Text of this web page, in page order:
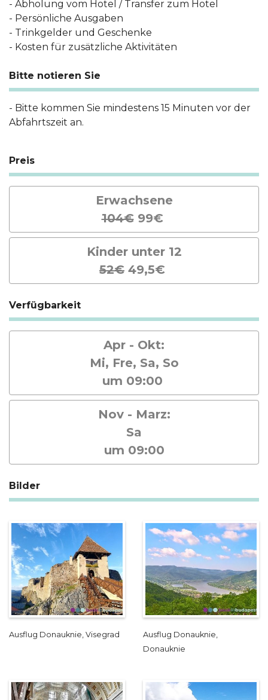
- Abholung vom Hotel / Transfer zum Hotel
- Persönliche Ausgaben
- Trinkgelder und Geschenke
- Kosten für zusätzliche Aktivitäten
Bitte notieren Sie
- Bitte kommen Sie mindestens 15 Minuten vor der
Abfahrtszeit an.
Preis
Erwachsene
104€99€
Kinder unter 12
52€ 49,5€
Verfügbarkeit
Apr - Okt:
Mi, Fre, Sa, So
um 09:00
Nov - Marz:
Sa
um 09:00
Bilder
Ausflug Donauknie, Visegrad
Ausflug Donauknie,
Donauknie